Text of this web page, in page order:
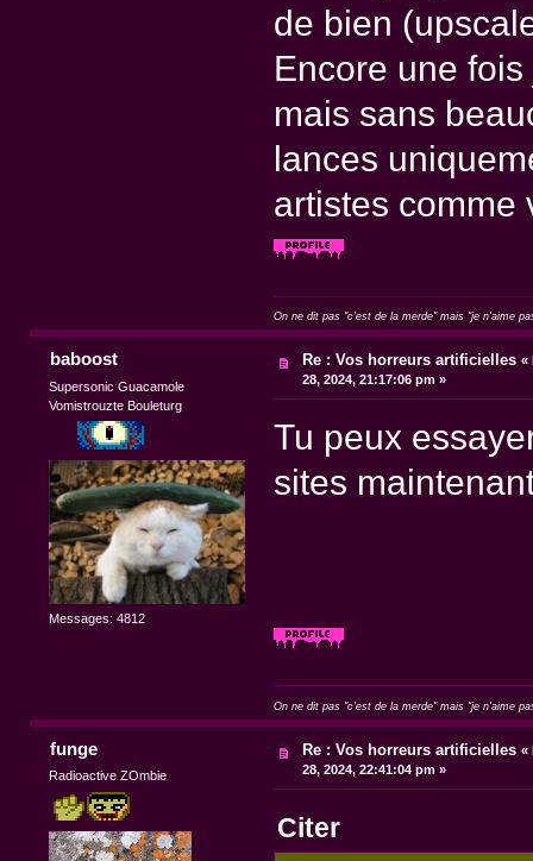
de bien
Encore une
mais sans
lances
artistes comme
On ne dit pas "c'est de la merde" mais "je n'aime
baboost
Supersonic Guacamole
Vomistrouzte Bouleturg
Messages: 4812
Re : Vos horreurs artificielles «
28, 2024, 21:17:06 pm »
Tu peux
sites
On ne dit pas "c'est de la merde" mais "je n'aime
funge
Radioactive ZOmbie
Re : Vos horreurs artificielles «
28, 2024, 22:41:04 pm »
Citer